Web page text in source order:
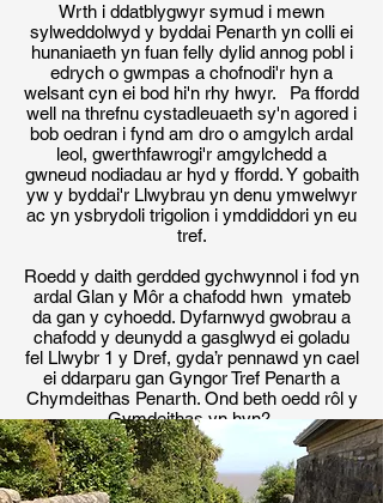
Wrth i ddatblygwyr symud i mewn
sylweddolwyd y byddai Penarth yn colli ei
hunaniaeth yn fuan felly dylid annog pobl i
edrych o gwmpas a chofnodi'r hyn a
welsant cyn ei bod hi'n rhy hwyr. Pa ffordd
well na threfnu cystadleuaeth sy'n agored i
bob oedran i fynd am dro o amgylch ardal
leol, gwerthfawrogi'r amgylchedd a
gwneud nodiadau ar hyd y ffordd. Y gobaith
yw y byddai'r Llwybrau yn denu ymwelwyr
ac yn ysbrydoli trigolion i ymddiddori yn eu
tref.
Roedd y daith gerdded gychwynnol i fod yn
ardal Glan y Môr a chafodd hwn ymateb
da gan y cyhoedd. Dyfarnwyd gwobrau a
chafodd y deunydd a gasglwyd ei goladu
fel Llwybr 1 y Dref, gyda’r pennawd yn cael
ei ddarparu gan Gyngor Tref Penarth a
Chymdeithas Penarth. Ond beth oedd rôl y
Gymdeithas yn hyn?